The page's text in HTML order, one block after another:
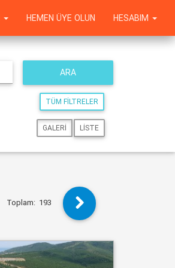
HESABIM
HEMEN ÜYE OLUN
ARA
TÜM FILTRELER
GALERI LISTE
Toplam: 193